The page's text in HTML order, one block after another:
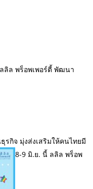
ลลิล พร็อพเพอร์ตี้ พัฒนา
รกิจ มุ่งส่งเสริมให้คนไทยมี
8-9 มิ.ย. นี้ ลลิล พร็อพ